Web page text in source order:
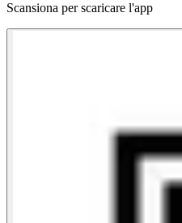
Scansiona per scaricare l'app